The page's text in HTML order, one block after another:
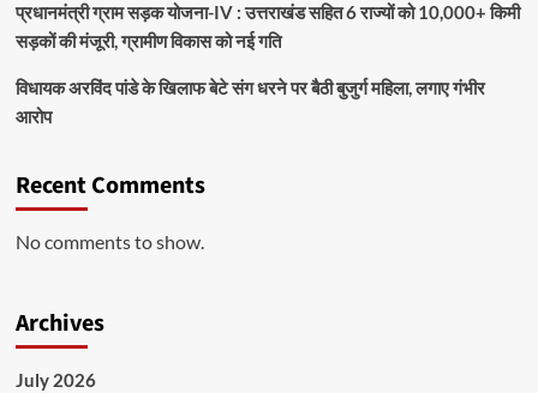
प्रधानमंत्री ग्राम सड़क योजना-IV : उत्तराखंड सहित 6 राज्यों को 10,000+ किमी
सड़कों की मंजूरी, ग्रामीण विकास को नई गति
विधायक अरविंद पांडे के खिलाफ बेटे संग धरने पर बैठी बुजुर्ग महिला, लगाए गंभीर
आरोप
Recent Comments
No comments to show.
Archives
July 2026